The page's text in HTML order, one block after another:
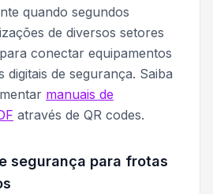
quando segundos
de diversos setores
conectar equipamentos
de segurança. Saiba
manuais de
através de QR codes.
segurança para frotas